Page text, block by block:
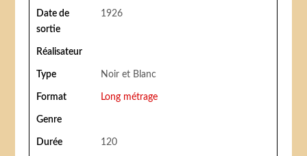
Date de
sortie
1926
Réalisateur
Type Noir et Blanc
Format Long métrage
Genre
Durée 120